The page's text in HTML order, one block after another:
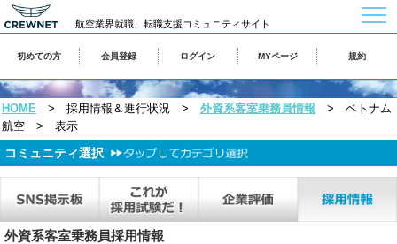
航空業界就職、転職支援コミュニティサイト
初めての方 会員登録 ログイン MYページ 規約
HOME > 採用情報＆進行状況 > 外資系客室乗務員情報 > ベトナム
航空 > 表示
コミュニティ選択
外資系客室乗務員採用情報